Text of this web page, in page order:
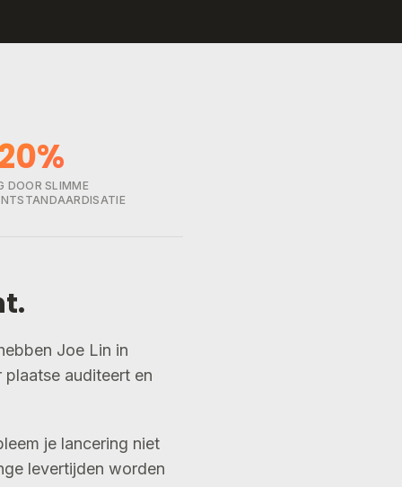
DOOR SLIMME
Joe Lin in
auditeert en
je lancering niet
levertijden worden